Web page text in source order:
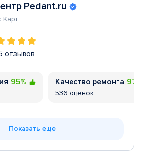
Pedant.ru
Карт
отзывов
95% Качество ремонта
536 оценок
Показать еще